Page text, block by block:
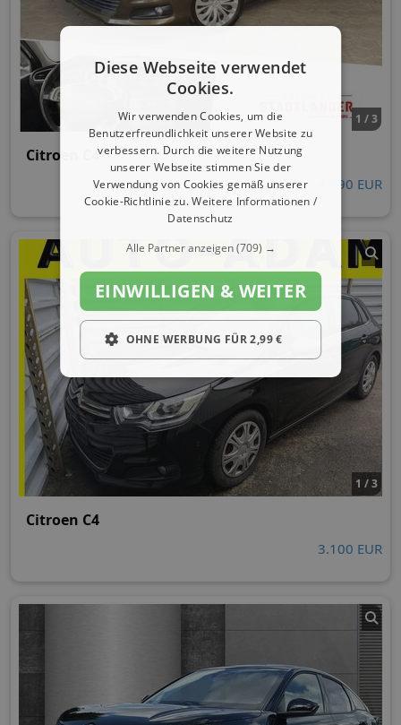
1 / 3
Citroen C4
4.990 EUR
1 / 3
Citroen C4
3.100 EUR
Diese Webseite verwendet
Cookies.
Wir verwenden Cookies, um die
Benutzerfreundlichkeit unserer Website zu
verbessern. Durch die weitere Nutzung
unserer Webseite stimmen Sie der
Verwendung von Cookies gemäß unserer
Cookie-Richtlinie zu.Weitere Informationen /
Datenschutz
Alle Partner anzeigen(709) →
EINWILLIGEN & WEITER
OHNE WERBUNG FÜR 2,99 €